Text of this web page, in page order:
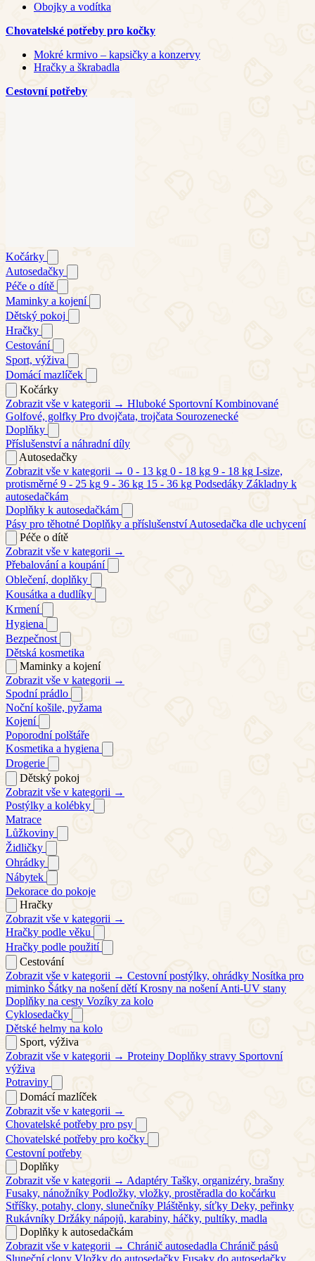
Obojky a vodítka
Chovatelské potřeby pro kočky
Mokré krmivo – kapsičky a konzervy
Hračky a škrabadla
Cestovní potřeby
Kočárky
Autosedačky
Péče o dítě
Maminky a kojení
Dětský pokoj
Hračky
Cestování
Sport, výživa
Domácí mazlíček
Kočárky
Zobrazit vše v kategorii → Hluboké Sportovní Kombinované
Golfové, golfky Pro dvojčata, trojčata Sourozenecké
Doplňky
Příslušenství a náhradní díly
Autosedačky
Zobrazit vše v kategorii → 0 - 13 kg 0 - 18 kg 9 - 18 kg I-size,
protisměrné 9 - 25 kg 9 - 36 kg 15 - 36 kg Podsedáky Základny k
autosedačkám
Doplňky k autosedačkám
Pásy pro těhotné Doplňky a příslušenství Autosedačka dle uchycení
Péče o dítě
Zobrazit vše v kategorii →
Přebalování a koupání
Oblečení, doplňky
Kousátka a dudlíky
Krmení
Hygiena
Bezpečnost
Dětská kosmetika
Maminky a kojení
Zobrazit vše v kategorii →
Spodní prádlo
Noční košile, pyžama
Kojení
Poporodní polštáře
Kosmetika a hygiena
Drogerie
Dětský pokoj
Zobrazit vše v kategorii →
Postýlky a kolébky
Matrace
Lůžkoviny
Židličky
Ohrádky
Nábytek
Dekorace do pokoje
Hračky
Zobrazit vše v kategorii →
Hračky podle věku
Hračky podle použití
Cestování
Zobrazit vše v kategorii → Cestovní postýlky, ohrádky Nosítka pro
miminko Šátky na nošení dětí Krosny na nošení Anti-UV stany
Doplňky na cesty Vozíky za kolo
Cyklosedačky
Dětské helmy na kolo
Sport, výživa
Zobrazit vše v kategorii → Proteiny Doplňky stravy Sportovní
výživa
Potraviny
Domácí mazlíček
Zobrazit vše v kategorii →
Chovatelské potřeby pro psy
Chovatelské potřeby pro kočky
Cestovní potřeby
Doplňky
Zobrazit vše v kategorii → Adaptéry Tašky, organizéry, brašny
Fusaky, nánožníky Podložky, vložky, prostěradla do kočárku
Stříšky, potahy, clony, slunečníky Pláštěnky, síťky Deky, peřinky
Rukávníky Držáky nápojů, karabiny, háčky, pultíky, madla
Doplňky k autosedačkám
Zobrazit vše v kategorii → Chránič autosedadla Chránič pásů
Sluneční clony Vložky do autosedačky Fusaky do autosedačky